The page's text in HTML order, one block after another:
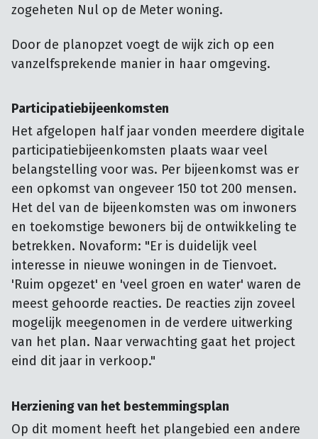
zogeheten Nul op de Meter woning.
Door de planopzet voegt de wijk zich op een
vanzelfsprekende manier in haar omgeving.
Participatiebijeenkomsten
Het afgelopen half jaar vonden meerdere digitale
participatiebijeenkomsten plaats waar veel
belangstelling voor was. Per bijeenkomst was er
een opkomst van ongeveer 150 tot 200 mensen.
Het del van de bijeenkomsten was om inwoners
en toekomstige bewoners bij de ontwikkeling te
betrekken. Novaform: "Er is duidelijk veel
interesse in nieuwe woningen in de Tienvoet.
'Ruim opgezet' en 'veel groen en water' waren de
meest gehoorde reacties. De reacties zijn zoveel
mogelijk meegenomen in de verdere uitwerking
van het plan. Naar verwachting gaat het project
eind dit jaar in verkoop."
Herziening van het bestemmingsplan
Op dit moment heeft het plangebied een andere